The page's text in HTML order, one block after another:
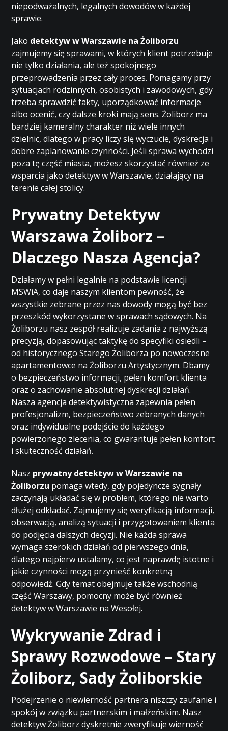
niepodważalnych, legalnych dowodów w każdej
sprawie.
Jako detektyw w Warszawie na Żoliborzu
zajmujemy się sprawami, w których klient potrzebuje
nie tylko działania, ale też spokojnego
przeprowadzenia przez cały proces. Pomagamy przy
sytuacjach rodzinnych, osobistych i zawodowych, gdy
trzeba sprawdzić fakty, uporządkować informacje
albo ocenić, czy dalsze kroki mają sens. Żoliborz ma
bardziej kameralny charakter niż wiele innych
dzielnic, dlatego w pracy liczy się wyczucie, dyskrecja i
dobre zaplanowanie czynności. Jeśli sprawa wychodzi
poza tę część miasta, możesz skorzystać również ze
wsparcia jakodetektyw w Warszawie, działający na
terenie całej stolicy.
Prywatny Detektyw
Warszawa Żoliborz –
Dlaczego Nasza Agencja?
Działamy w pełni legalnie na podstawie licencji
MSWiA, co daje naszym klientom pewność, że
wszystkie zebrane przez nas dowody mogą być bez
przeszkód wykorzystane w sprawach sądowych. Na
Żoliborzu nasz zespół realizuje zadania z najwyższą
precyzją, dopasowując taktykę do specyfiki osiedli –
od historycznego Starego Żoliborza po nowoczesne
apartamentowce na Żoliborzu Artystycznym. Dbamy
o bezpieczeństwo informacji, pełen komfort klienta
oraz o zachowanie absolutnej dyskrecji działań.
Nasza agencja detektywistyczna zapewnia pełen
profesjonalizm, bezpieczeństwo zebranych danych
oraz indywidualne podejście do każdego
powierzonego zlecenia, co gwarantuje pełen komfort
i skuteczność działań.
Nasz prywatny detektyw w Warszawie na
Żoliborzu pomaga wtedy, gdy pojedyncze sygnały
zaczynają układać się w problem, którego nie warto
dłużej odkładać. Zajmujemy się weryfikacją informacji,
obserwacją, analizą sytuacji i przygotowaniem klienta
do podjęcia dalszych decyzji. Nie każda sprawa
wymaga szerokich działań od pierwszego dnia,
dlatego najpierw ustalamy, co jest naprawdę istotne i
jakie czynności mogą przynieść konkretną
odpowiedź. Gdy temat obejmuje także wschodnią
część Warszawy, pomocny może być również
detektyw w Warszawie na Wesołej.
Wykrywanie Zdrad i
Sprawy Rozwodowe – Stary
Żoliborz, Sady Żoliborskie
Podejrzenie o niewierność partnera niszczy zaufanie i
spokój w związku partnerskim i małżeńskim. Nasz
detektyw Żoliborz dyskretnie zweryfikuje wierność